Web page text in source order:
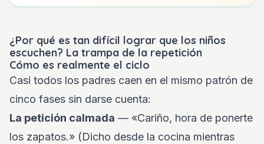
¿Por qué es tan difícil lograr que los niños
escuchen? La trampa de la repetición
Cómo es realmente el ciclo
Casi todos los padres caen en el mismo patrón de
cinco fases sin darse cuenta:
La petición calmada — «Cariño, hora de ponerte
los zapatos.» (Dicho desde la cocina mientras